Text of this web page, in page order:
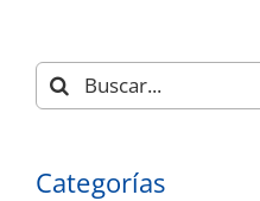
Buscar:
Categorías